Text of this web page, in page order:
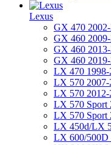
Lexus
GX 470
GX 460
GX 460
GX 460
LX 470 1998-
LX 570 2007-
LX 570 2012-
LX 570 Sport
LX 570 Sport
LX 450d/LX
LX 600/500D